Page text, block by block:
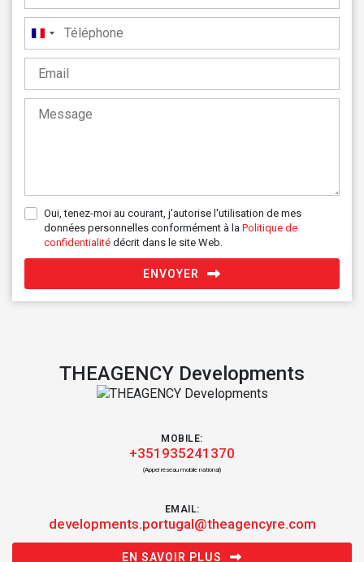
France
+33
Oui, tenez-moi au courant, j'autorise l'utilisation de mes
données personnelles conformément à la Politique de
confidentialité décrit dans le site Web.
ENVOYER
THEAGENCY Developments
MOBILE:
+351935241370
(Appel réseau mobile national)
EMAIL:
developments.portugal@theagencyre.com
EN SAVOIR PLUS